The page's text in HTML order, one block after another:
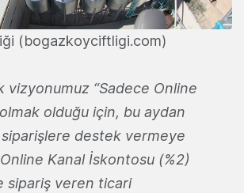
(bogazkoyciftligi.com)
vizyonumuz “Sadece Online
olduğu için, bu aydan
destek vermeye
Kanal İskontosu (%2)
sipariş veren ticari